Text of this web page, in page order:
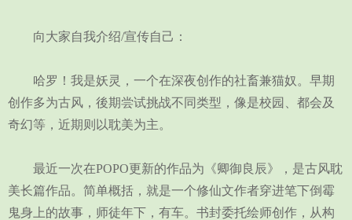
向大家自我介绍/宣传自己：
哈罗！我是妖灵，一个在深夜创作的社畜兼猫奴。早期
创作多为古风，後期尝试挑战不同类型，像是校园、都会及
奇幻等，近期则以耽美为主。
最近一次在POPO更新的作品为《卿御良辰》，是古风耽
美长篇作品。简单概括，就是一个修仙文作者穿进笔下倒霉
鬼身上的故事，师徒年下，有车。书封委托绘师创作，从构